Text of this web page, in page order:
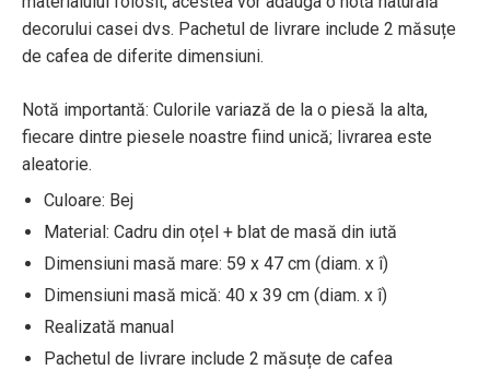
decorului casei dvs. Pachetul de livrare include 2 măsuțe
de cafea de diferite dimensiuni.
Notă importantă: Culorile variază de la o piesă la alta,
fiecare dintre piesele noastre fiind unică; livrarea este
aleatorie.
Culoare: Bej
Material: Cadru din oțel + blat de masă din iută
Dimensiuni masă mare: 59 x 47 cm (diam. x î)
Dimensiuni masă mică: 40 x 39 cm (diam. x î)
Realizată manual
Pachetul de livrare include 2 măsuțe de cafea